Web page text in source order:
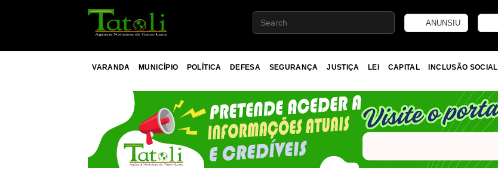
ANUNSIU
VARANDA MUNICÍPIO POLÍTICA DEFESA SEGURANÇA JUSTIÇA LEI CAPITAL INCLUSÃO SOCIAL